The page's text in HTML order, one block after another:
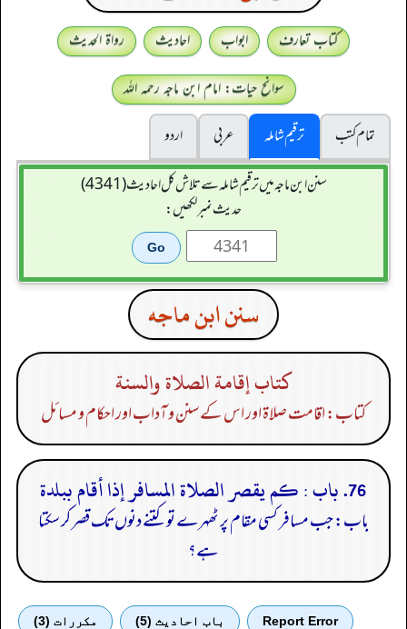
کتاب تعارف ابواب احادیث
رواۃ الحدیث
سوانح حیات: امام ابن ماجہ رحمہ اللہ
تمام کتب
ترقیم شاملہ عربی
اردو
سنن ابن ماجہ میں ترقیم شاملہ سے تلاش کل احادیث (4341)
حدیث نمبر لکھیں:
سنن ابن ماجه
كتاب إقامة الصلاة والسنة
کتاب: اقامت صلاۃ اور اس کے سنن و آداب اور احکام و مسائل
76. باب : كم يقصر الصلاة المسافر إذا أقام ببلدة
باب: جب مسافر کسی مقام پر ٹھہرے تو کتنے دنوں تک قصر کر سکتا
ہے؟
Report Error باب احادیث (5) مكررات (3)